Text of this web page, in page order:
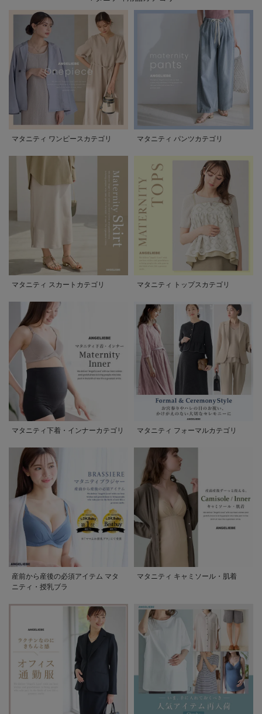
マタニティ ワンピースカテゴリ マタニティ パンツカテゴリ
マタニティ スカートカテゴリ マタニティ トップスカテゴリ
マタニティ下着・インナーカテゴリ マタニティ フォーマルカテゴリ
産前から産後の必須アイテム マタ
ニティ・授乳ブラ
マタニティ キャミソール・肌着